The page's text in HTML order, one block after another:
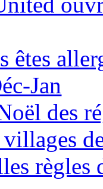
êtes
Jan
des
règles